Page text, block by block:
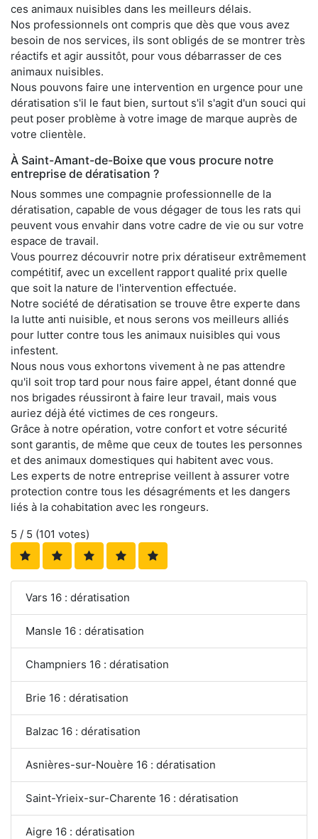
ces animaux nuisibles dans les meilleurs délais.
Nos professionnels ont compris que dès que vous avez
besoin de nos services, ils sont obligés de se montrer très
réactifs et agir aussitôt, pour vous débarrasser de ces
animaux nuisibles.
Nous pouvons faire une intervention en urgence pour une
dératisation s'il le faut bien, surtout s'il s'agit d'un souci qui
peut poser problème à votre image de marque auprès de
votre clientèle.
À Saint-Amant-de-Boixe que vous procure notre
entreprise de dératisation ?
Nous sommes une compagnie professionnelle de la
dératisation, capable de vous dégager de tous les rats qui
peuvent vous envahir dans votre cadre de vie ou sur votre
espace de travail.
Vous pourrez découvrir notre prix dératiseur extrêmement
compétitif, avec un excellent rapport qualité prix quelle
que soit la nature de l'intervention effectuée.
Notre société de dératisation se trouve être experte dans
la lutte anti nuisible, et nous serons vos meilleurs alliés
pour lutter contre tous les animaux nuisibles qui vous
infestent.
Nous nous vous exhortons vivement à ne pas attendre
qu'il soit trop tard pour nous faire appel, étant donné que
nos brigades réussiront à faire leur travail, mais vous
auriez déjà été victimes de ces rongeurs.
Grâce à notre opération, votre confort et votre sécurité
sont garantis, de même que ceux de toutes les personnes
et des animaux domestiques qui habitent avec vous.
Les experts de notre entreprise veillent à assurer votre
protection contre tous les désagréments et les dangers
liés à la cohabitation avec les rongeurs.
5 / 5 (101 votes)
Vars 16 : dératisation
Mansle 16 : dératisation
Champniers 16 : dératisation
Brie 16 : dératisation
Balzac 16 : dératisation
Asnières-sur-Nouère 16 : dératisation
Saint-Yrieix-sur-Charente 16 : dératisation
Aigre 16 : dératisation